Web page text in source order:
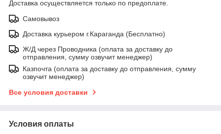
Доставка осуществляется только по предоплате.
Самовывоз
Доставка курьером г.Караганда (Бесплатно)
Ж/Д через Проводника (оплата за доставку до
отправления, сумму озвучит менеджер)
Казпочта (оплата за доставку до отправления, сумму
озвучит менеджер)
Все условия доставки
Условия оплаты